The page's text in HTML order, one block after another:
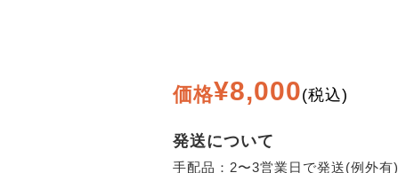
価格¥8,000(税込)
発送について
手配品：2〜3営業日で発送(例外有)